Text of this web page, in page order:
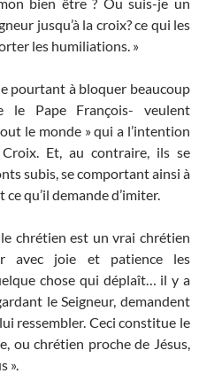
jusqu’à la croix? ce qui les
les humiliations. »
pourtant à bloquer beaucoup
le Pape François- veulent
le monde » qui a l’intention
Et, au contraire, ils se
subis, se comportant ainsi à
ce qu’il demande d’imiter.
chrétien est un vrai chrétien
avec joie et patience les
chose qui déplaît… il y a
le Seigneur, demandent
ressembler. Ceci constitue le
ou chrétien proche de Jésus,
».